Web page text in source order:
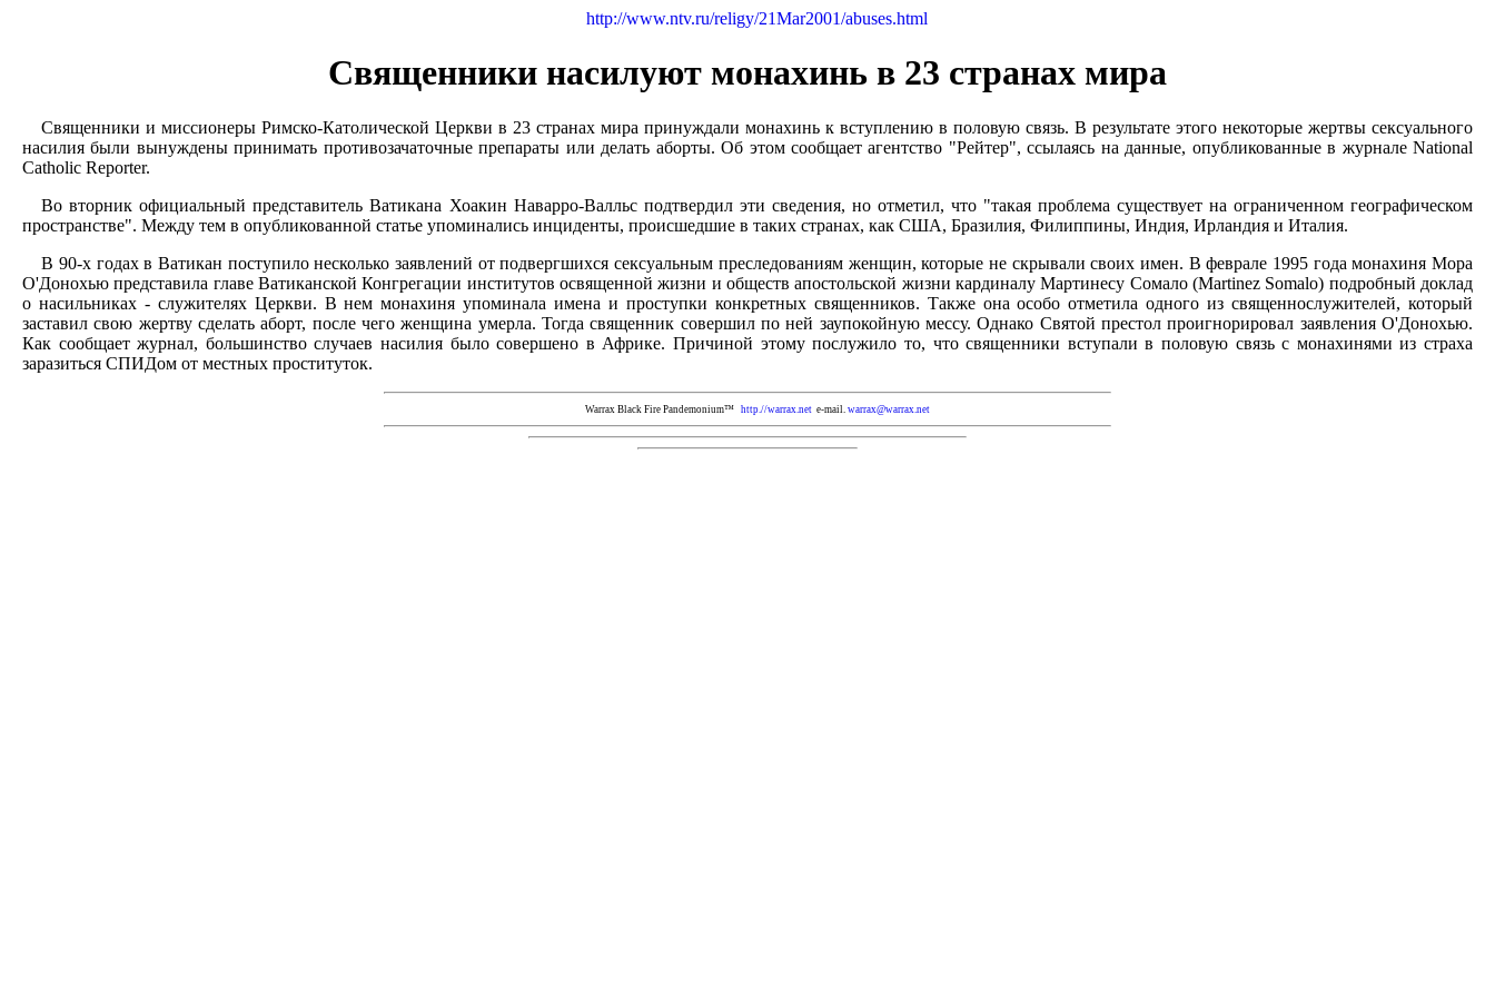
http://www.ntv.ru/religy/21Mar2001/abuses.html
Священники насилуют монахинь в 23 странах мира
Священники и миссионеры Римско-Католической Церкви в 23 странах мира принуждали монахинь к вступлению в половую связь. В результате этого некоторые жертвы сексуального
насилия были вынуждены принимать противозачаточные препараты или делать аборты. Об этом сообщает агентство "Рейтер", ссылаясь на данные, опубликованные в журнале National
Catholic Reporter.
Во вторник официальный представитель Ватикана Хоакин Наварро-Валльс подтвердил эти сведения, но отметил, что "такая проблема существует на ограниченном географическом
пространстве". Между тем в опубликованной статье упоминались инциденты, происшедшие в таких странах, как США, Бразилия, Филиппины, Индия, Ирландия и Италия.
В 90-х годах в Ватикан поступило несколько заявлений от подвергшихся сексуальным преследованиям женщин, которые не скрывали своих имен. В феврале 1995 года монахиня Мора
О'Донохью представила главе Ватиканской Конгрегации институтов освященной жизни и обществ апостольской жизни кардиналу Мартинесу Сомало (Martinez Somalo) подробный доклад
о насильниках - служителях Церкви. В нем монахиня упоминала имена и проступки конкретных священников. Также она особо отметила одного из священнослужителей, который
заставил свою жертву сделать аборт, после чего женщина умерла. Тогда священник совершил по ней заупокойную мессу. Однако Святой престол проигнорировал заявления О'Донохью.
Как сообщает журнал, большинство случаев насилия было совершено в Африке. Причиной этому послужило то, что священники вступали в половую связь с монахинями из страха
заразиться СПИДом от местных проституток.
Warrax Black Fire Pandemonium™ http.//warrax.nete-mail. warrax@warrax.net